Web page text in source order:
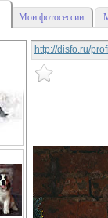
Мои фотосессии
http://disfo.ru/